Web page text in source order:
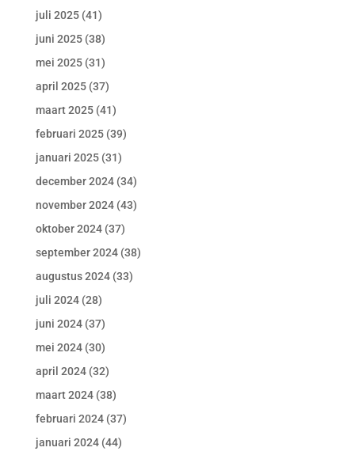
juli 2025(41)
juni 2025(38)
mei 2025(31)
april 2025(37)
maart 2025(41)
februari 2025(39)
januari 2025(31)
december 2024(34)
november 2024(43)
oktober 2024(37)
september 2024(38)
augustus 2024(33)
juli 2024(28)
juni 2024(37)
mei 2024(30)
april 2024(32)
maart 2024(38)
februari 2024(37)
januari 2024(44)